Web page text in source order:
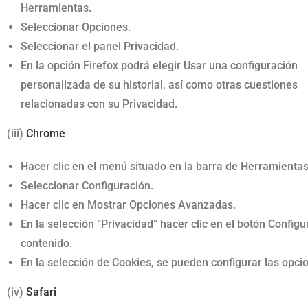
Herramientas.
Seleccionar Opciones.
Seleccionar el panel Privacidad.
En la opción Firefox podrá elegir Usar una configuración
personalizada de su historial, así como otras cuestiones
relacionadas con su Privacidad.
(iii) Chrome
Hacer clic en el menú situado en la barra de
Seleccionar Configuración.
Hacer clic en Mostrar Opciones Avanzadas.
En la selección “Privacidad” hacer clic en el botón
contenido.
En la selección de Cookies, se pueden configurar las
(iv) Safari